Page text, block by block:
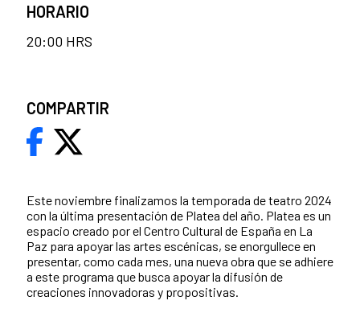
Este noviembre finalizamos la temporada de teatro 2024
con la última presentación de Platea del año. Platea es un
espacio creado por el Centro Cultural de España en La
Paz para apoyar las artes escénicas, se enorgullece en
presentar, como cada mes, una nueva obra que se adhiere
a este programa que busca apoyar la difusión de
creaciones innovadoras y propositivas.
HORARIO
20:00 HRS
COMPARTIR